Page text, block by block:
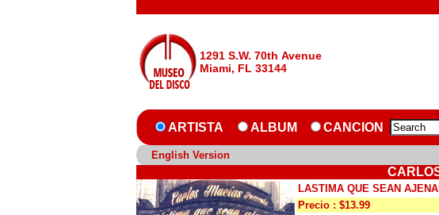
1291 S.W. 70th Avenue
Miami, FL 33144
ARTISTA ALBUM CANCION
English Version
LASTIMA QUE SEAN
Precio : $13.99